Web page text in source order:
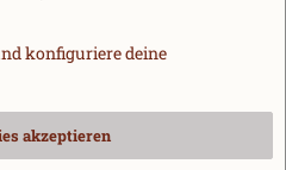
Datenschutz
konfiguriere deine
akzeptieren